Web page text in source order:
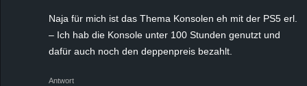
Naja für mich ist das Thema Konsolen eh mit der PS5 erl.
– Ich hab die Konsole unter 100 Stunden genutzt und
dafür auch noch den deppenpreis bezahlt.
Antwort